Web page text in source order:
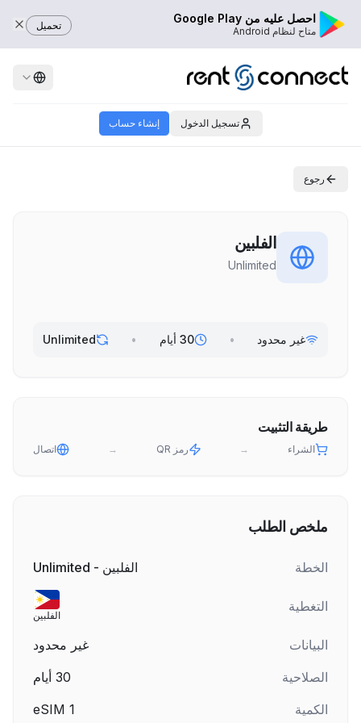
احصل عليه من Google Play
متاح لنظام Android تحميل
تسجيل الدخول إنشاء حساب
رجوع
الفلبين
Unlimited
غير محدود • 30 أيام •
Unlimited
طريقة التثبيت
الشراء → رمز QR → اتصال
ملخص الطلب
الخطة الفلبين - Unlimited
التغطية
الفلبين
البيانات
غير محدود
الصلاحية
30 أيام
الكمية
1